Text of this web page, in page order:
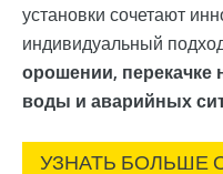
установки сочетают
индивидуальный
орошении, перекачке
воды и аварийных
УЗНАТЬ БОЛЬШЕ О